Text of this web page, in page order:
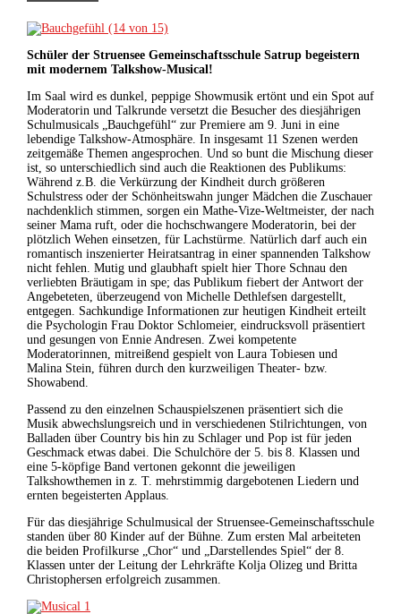
Schüler der Struensee Gemeinschaftsschule Satrup begeistern
mit modernem Talkshow-Musical!
Im Saal wird es dunkel, peppige Showmusik ertönt und ein Spot auf
Moderatorin und Talkrunde versetzt die Besucher des diesjährigen
Schulmusicals „Bauchgefühl“ zur Premiere am 9. Juni in eine
lebendige Talkshow-Atmosphäre. In insgesamt 11 Szenen werden
zeitgemäße Themen angesprochen. Und so bunt die Mischung dieser
ist, so unterschiedlich sind auch die Reaktionen des Publikums:
Während z.B. die Verkürzung der Kindheit durch größeren
Schulstress oder der Schönheitswahn junger Mädchen die Zuschauer
nachdenklich stimmen, sorgen ein Mathe-Vize-Weltmeister, der nach
seiner Mama ruft, oder die hochschwangere Moderatorin, bei der
plötzlich Wehen einsetzen, für Lachstürme. Natürlich darf auch ein
romantisch inszenierter Heiratsantrag in einer spannenden Talkshow
nicht fehlen. Mutig und glaubhaft spielt hier Thore Schnau den
verliebten Bräutigam in spe; das Publikum fiebert der Antwort der
Angebeteten, überzeugend von Michelle Dethlefsen dargestellt,
entgegen. Sachkundige Informationen zur heutigen Kindheit erteilt
die Psychologin Frau Doktor Schlomeier, eindrucksvoll präsentiert
und gesungen von Ennie Andresen. Zwei kompetente
Moderatorinnen, mitreißend gespielt von Laura Tobiesen und
Malina Stein, führen durch den kurzweiligen Theater- bzw.
Showabend.
Passend zu den einzelnen Schauspielszenen präsentiert sich die
Musik abwechslungsreich und in verschiedenen Stilrichtungen, von
Balladen über Country bis hin zu Schlager und Pop ist für jeden
Geschmack etwas dabei. Die Schulchöre der 5. bis 8. Klassen und
eine 5-köpfige Band vertonen gekonnt die jeweiligen
Talkshowthemen in z. T. mehrstimmig dargebotenen Liedern und
ernten begeisterten Applaus.
Für das diesjährige Schulmusical der Struensee-Gemeinschaftsschule
standen über 80 Kinder auf der Bühne. Zum ersten Mal arbeiteten
die beiden Profilkurse „Chor“ und „Darstellendes Spiel“ der 8.
Klassen unter der Leitung der Lehrkräfte Kolja Olizeg und Britta
Christophersen erfolgreich zusammen.